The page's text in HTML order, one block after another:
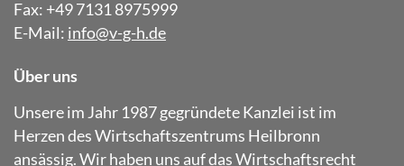
Fax: +49 7131 8975999
E-Mail: info@v-g-h.de
Über uns
Unsere im Jahr 1987 gegründete Kanzlei ist im
Herzen des Wirtschaftszentrums Heilbronn
ansässig. Wir haben uns auf das Wirtschaftsrecht